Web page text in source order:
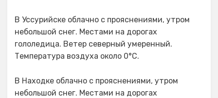
В Уссурийске облачно с прояснениями, утром
небольшой снег. Местами на дорогах
гололедица. Ветер северный умеренный.
Температура воздуха около 0°С.
В Находке облачно с прояснениями, утром
небольшой снег. Местами на дорогах